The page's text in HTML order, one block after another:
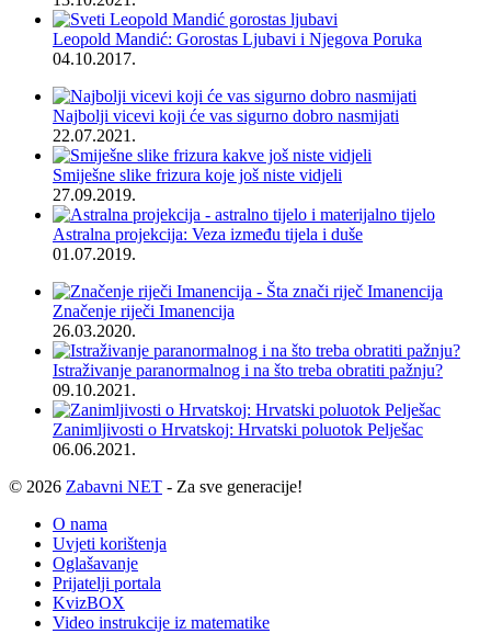
Leopold Mandić: Gorostas Ljubavi i Njegova Poruka
04.10.2017.
Najbolji vicevi koji će vas sigurno dobro nasmijati
22.07.2021.
Smiješne slike frizura koje još niste vidjeli
27.09.2019.
Astralna projekcija: Veza između tijela i duše
01.07.2019.
Značenje riječi Imanencija
26.03.2020.
Istraživanje paranormalnog i na što treba obratiti pažnju?
09.10.2021.
Zanimljivosti o Hrvatskoj: Hrvatski poluotok Pelješac
06.06.2021.
© 2026 Zabavni NET - Za sve generacije!
O nama
Uvjeti korištenja
Oglašavanje
Prijatelji portala
KvizBOX
Video instrukcije iz matematike